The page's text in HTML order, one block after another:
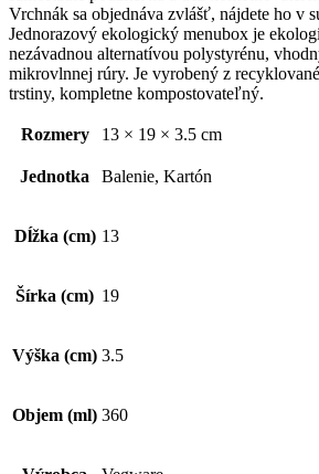
Vrchnák sa objednáva zvlášť, nájdete ho v
Jednorazový ekologický menubox je
nezávadnou alternatívou polystyrénu,
mikrovlnnej rúry. Je vyrobený z
trstiny, kompletne kompostovateľný.
Rozmery 13 × 19 × 3.5 cm
Jednotka Balenie, Kartón
Dĺžka (cm) 13
Šírka (cm) 19
Výška (cm) 3.5
Objem (ml) 360